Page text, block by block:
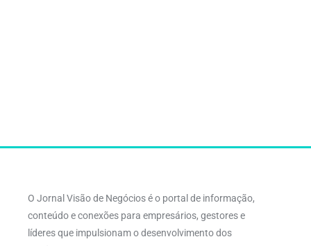
O Jornal Visão de Negócios é o portal de informação,
conteúdo e conexões para empresários, gestores e
líderes que impulsionam o desenvolvimento dos